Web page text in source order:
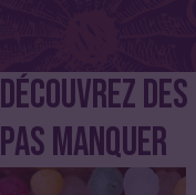
Ing: Sucre, feuilles de
colorants.
DÉCOUVREZ
PAS MANQUER